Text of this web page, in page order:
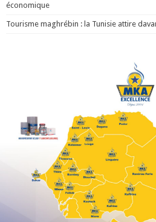
économique
Tourisme maghrébin : la Tunisie attire